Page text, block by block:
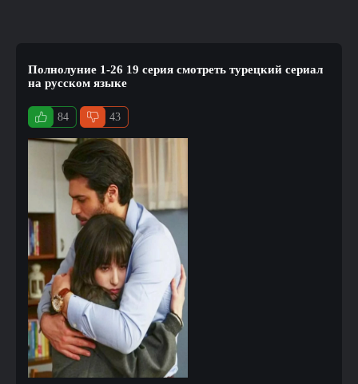
Полнолуние 1-26 19 серия смотреть турецкий сериал
на русском языке
84 43